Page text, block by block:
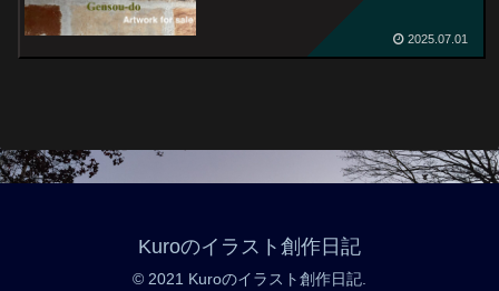
2025.07.01
Kuroのイラスト創作日記
© 2021 Kuroのイラスト創作日記.